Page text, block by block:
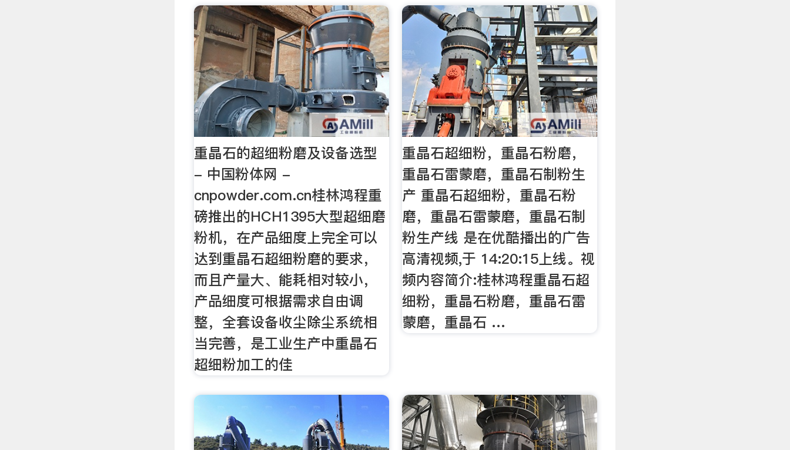
重晶石的超细粉磨及设备选型
- 中国粉体网 -
cnpowder.com.cn桂林鸿程重
磅推出的HCH1395大型超细磨
粉机，在产品细度上完全可以
达到重晶石超细粉磨的要求，
而且产量大、能耗相对较小，
产品细度可根据需求自由调
整，全套设备收尘除尘系统相
当完善，是工业生产中重晶石
超细粉加工的佳
重晶石超细粉，重晶石粉磨，
重晶石雷蒙磨，重晶石制粉生
产 重晶石超细粉，重晶石粉
磨，重晶石雷蒙磨，重晶石制
粉生产线 是在优酷播出的广告
高清视频,于 14:20:15上线。视
频内容简介:桂林鸿程重晶石超
细粉，重晶石粉磨，重晶石雷
蒙磨，重晶石 …